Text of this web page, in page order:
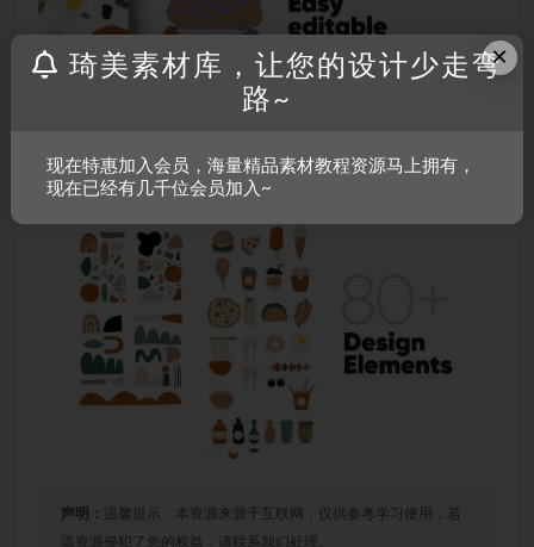
声明： 温馨提示：本资源来源于互联网，仅供参考学习使用，若
该资源侵犯了您的权益，请联系我们处理。
×
琦美素材库，让您的设计少走弯
路~
现在特惠加入会员，海量精品素材教程资源马上拥有，
现在已经有几千位会员加入~